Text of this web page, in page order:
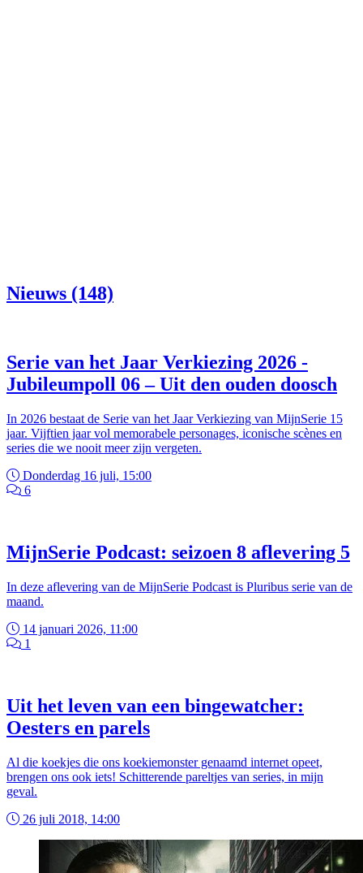
Nieuws (148)
Serie van het Jaar Verkiezing 2026 -
Jubileumpoll 06 – Uit den ouden doosch
In 2026 bestaat de Serie van het Jaar Verkiezing van MijnSerie 15
jaar. Vijftien jaar vol memorabele personages, iconische scènes en
series die we nooit meer zijn vergeten.
Donderdag 16 juli, 15:00
6
MijnSerie Podcast: seizoen 8 aflevering 5
In deze aflevering van de MijnSerie Podcast is Pluribus serie van de
maand.
14 januari 2026, 11:00
1
Uit het leven van een bingewatcher:
Oesters en parels
Al die koekjes die ons koekiemonster genaamd internet opeet,
brengen ons ook iets! Schitterende pareltjes van series, in mijn
geval.
26 juli 2018, 14:00